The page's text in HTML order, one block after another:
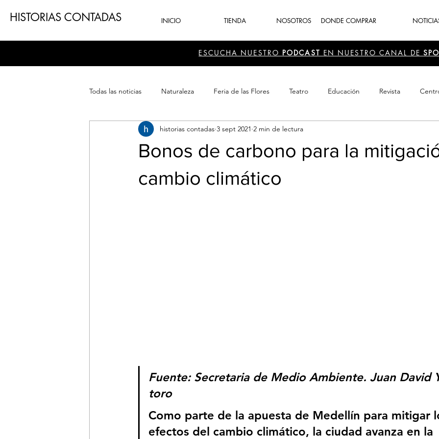
HISTORIAS CONTADAS INICIO TIENDA NOSOTROS DONDE COMPRAR
ESCUCHA NUESTRO PODCAST EN NUESTRO CANAL DE
Todas las noticias Naturaleza Feria de las Flores Teatro Educación Revista
Patrimonio Sector Cultura Recreación
Bonos de carbono para la
cambio climático
historias contadas 3 sept 2021 2 min de lectura
Fuente: Secretaria de Medio Ambiente. Juan David
toro
Como parte de la apuesta de Medellín para mitigar
efectos del cambio climático, la ciudad avanza en la